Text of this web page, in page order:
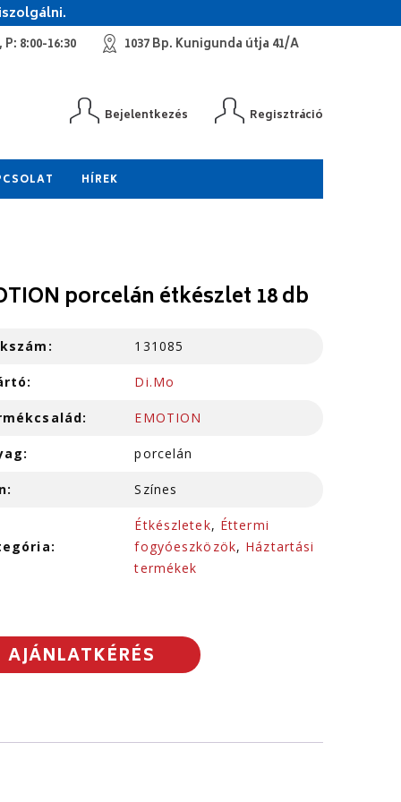
8:00-16:30 1037 Bp. Kunigunda útja 41/A
Bejelentkezés Regisztráció
HÍREK
porcelán étkészlet 18 db
131085
Di.Mo
EMOTION
porcelán
Színes
Étkészletek, Éttermi
fogyóeszközök, Háztartási
termékek
AJÁNLATKÉRÉS